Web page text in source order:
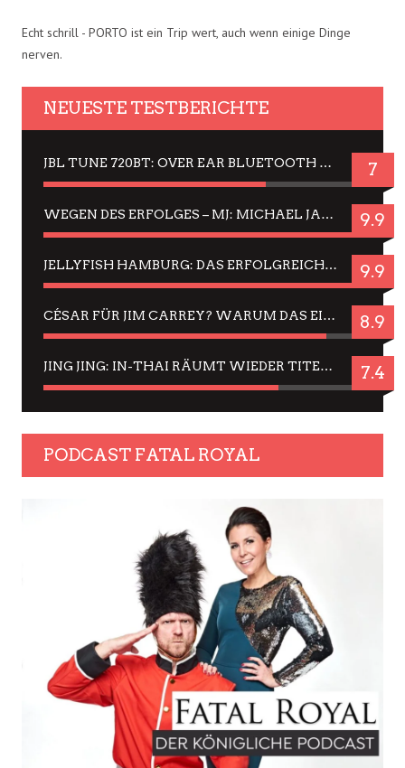
Echt schrill - PORTO ist ein Trip wert, auch wenn einige Dinge
nerven.
NEUESTE TESTBERICHTE
JBL TUNE 720BT: OVER EAR BLUETOOTH KOPFHÖRER UM DIE 50,-€ IM DAUER-TEST 7
WEGEN DES ERFOLGES – MJ: MICHAEL JACKSON MUSICAL IN EINER MATINEE SEHEN 9.9
JELLYFISH HAMBURG: DAS ERFOLGREICHE SOMMER-MENÜ 2025 IN GEFÜHLEN UND BILDERN 9.9
CÉSAR FÜR JIM CARREY? WARUM DAS EINER DER NERVIGSTEN ACTORS IST UND BLEIBT 8.9
JING JING: IN-THAI RÄUMT WIEDER TITEL AB – EIN ZWEI-STUNDEN-ERLEBNISBERICHT 7.4
PODCAST FATAL ROYAL